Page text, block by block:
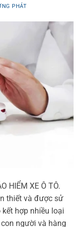
PHÁT
HIỂM XE Ô TÔ.
thiết và được sử
hợp nhiều loại
người và hàng